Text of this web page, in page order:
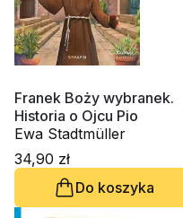
Franek Boży wybranek.
Historia o Ojcu Pio
Ewa Stadtmüller
34,90 zł
Do koszyka